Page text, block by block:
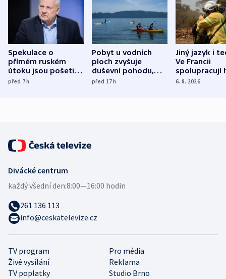
Spekulace o
přímém ruském
útoku jsou pošetilé,
míní estonský
před 7h
Pobyt u vodních
ploch zvyšuje
duševní pohodu,
ukázala
před 17h
Jiný jazyk i
Ve Francii
spolupracují
různých zemí
6. 8. 2026
TV program
Pro média
Živé vysílání
Reklama
TV poplatky
Studio Brno
Divácké centrum
každý všední den:8:00—16:00 hodin
261 136 113
info@ceskatelevize.cz